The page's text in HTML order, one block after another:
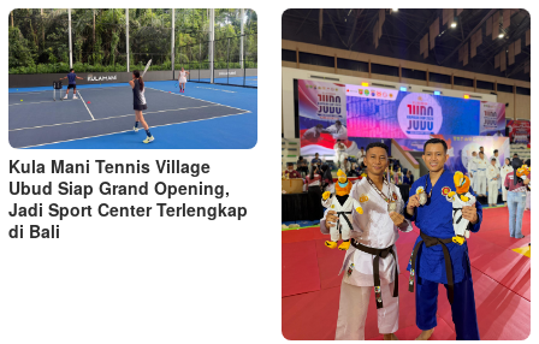
Kula Mani Tennis Village
Ubud Siap Grand Opening,
Jadi Sport Center Terlengkap
di Bali